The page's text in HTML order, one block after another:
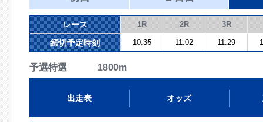
レース 1R 2R 3R
締切予定時刻 10:35 11:02 11:29
予選特選 1800m
出走表 オッズ